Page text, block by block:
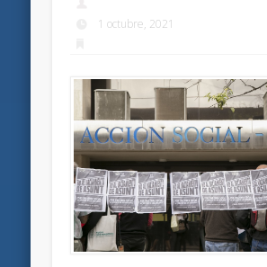
1 octubre, 2021